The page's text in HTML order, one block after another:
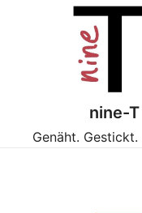
nine-T
Genäht. Gestickt.